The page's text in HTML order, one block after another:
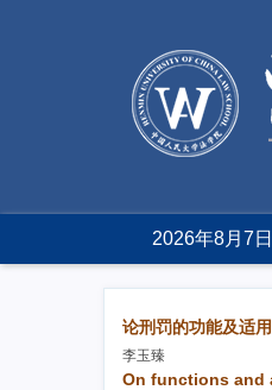
2026年8月7
论刑罚的功能及适
李玉臻
On functions and